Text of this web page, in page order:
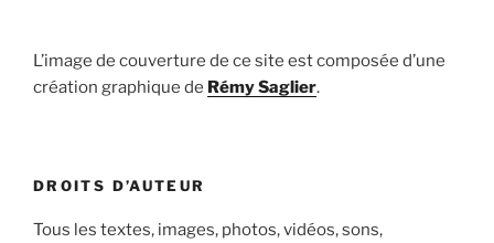
L’image de couverture de ce site est composée d’une
création graphique de Rémy Saglier.
DROITS D’AUTEUR
Tous les textes, images, photos, vidéos, sons,